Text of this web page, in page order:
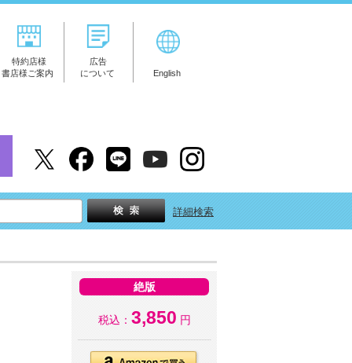
特約店様
書店様ご案内
広告
について
English
詳細検索
絶版
税込： 3,850 円